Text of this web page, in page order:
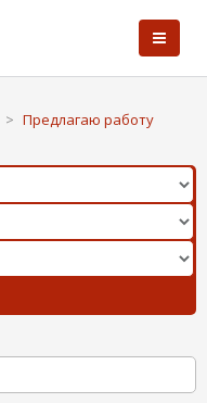
> Предлагаю работу